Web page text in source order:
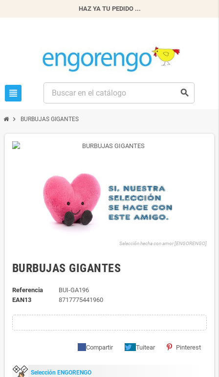
HAZ YA TU PEDIDO ...
view_headline search
chevron_right BURBUJAS GIGANTES
Selección hecha con amor [ENGORENGO]
BURBUJAS GIGANTES
Referencia
BUI-GA196
EAN13
8717775441960
Compartir Tuitear Pinterest
Selección ENGORENGO